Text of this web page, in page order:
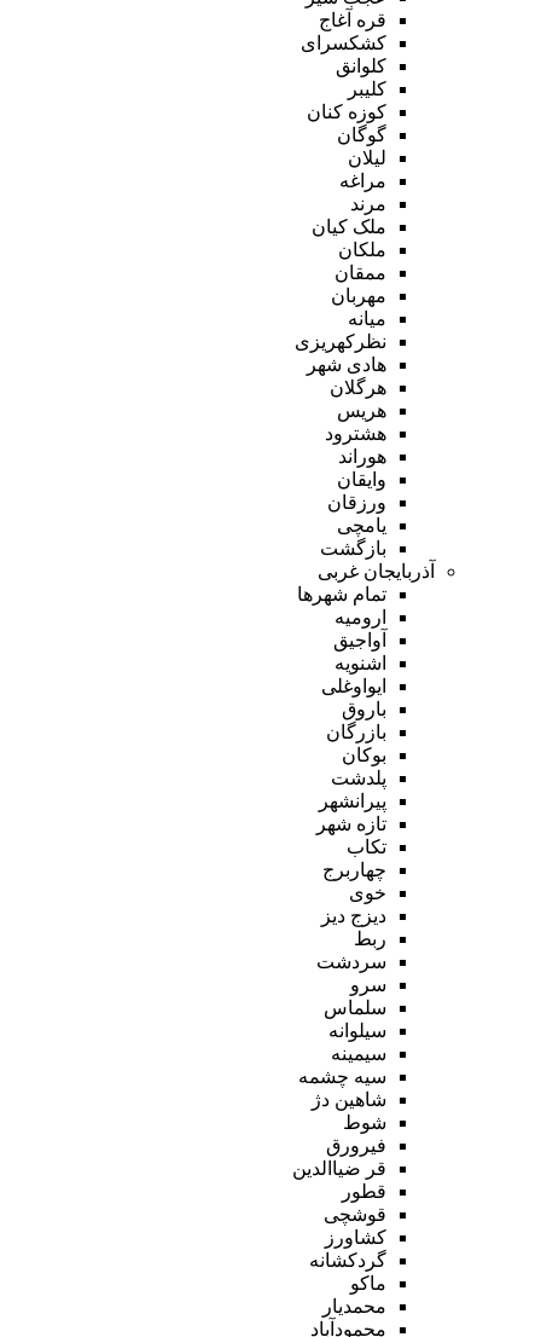
قره آغاج
کشکسرای
کلوانق
کلیبر
کوزه کنان
گوگان
لیلان
مراغه
مرند
ملک کیان
ملکان
ممقان
مهربان
میانه
نظرکهریزی
هادی شهر
هرگلان
هریس
هشترود
هوراند
وایقان
ورزقان
یامچی
بازگشت
آذربایجان غربی
تمام شهر‌ها
ارومیه
آواجیق
اشنویه
ایواوغلی
باروق
بازرگان
بوکان
پلدشت
پیرانشهر
تازه شهر
تکاب
چهاربرج
خوی
دیزج دیز
ربط
سردشت
سرو
سلماس
سیلوانه
سیمینه
سیه چشمه
شاهین دژ
شوط
فیرورق
قر ضیاالدین
قطور
قوشچی
کشاورز
گردکشانه
ماکو
محمدیار
محمودآباد